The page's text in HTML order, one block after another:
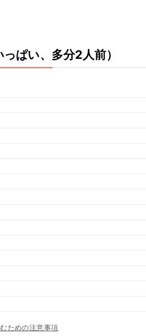
っぱい、多分2人前）
ための注意事項